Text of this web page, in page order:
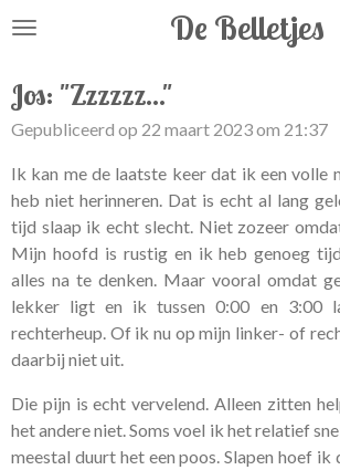
Ga
de
hoofdinhoud
De Belletjes
Jos: "Zzzzzz..."
Gepubliceerd op 22 maart 2023 om 21:37
Ik kan me de laatste keer dat ik een volle
heb niet herinneren. Dat is echt al lang
tijd slaap ik echt slecht. Niet zozeer
Mijn hoofd is rustig en ik heb genoeg
alles na te denken. Maar vooral omdat
lekker ligt en ik tussen 0:00 en 3:00
rechterheup. Of ik nu op mijn linker- of
daarbij niet uit.
Die pijn is echt vervelend. Alleen zitten
het andere niet. Soms voel ik het relatief
meestal duurt het een poos. Slapen hoef ik